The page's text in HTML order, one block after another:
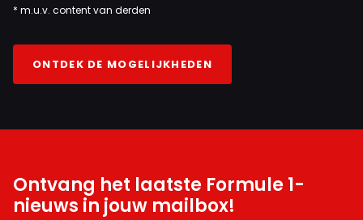
* m.u.v. content van derden
ONTDEK DE MOGELIJKHEDEN
Ontvang het laatste Formule 1-
nieuws in jouw mailbox!